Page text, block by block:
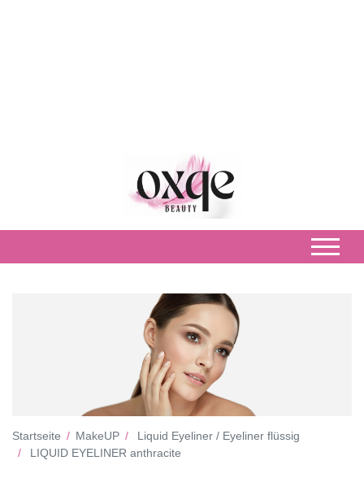
Startseite MakeUP
Liquid Eyeliner / Eyeliner flüssig
LIQUID EYELINER anthracite